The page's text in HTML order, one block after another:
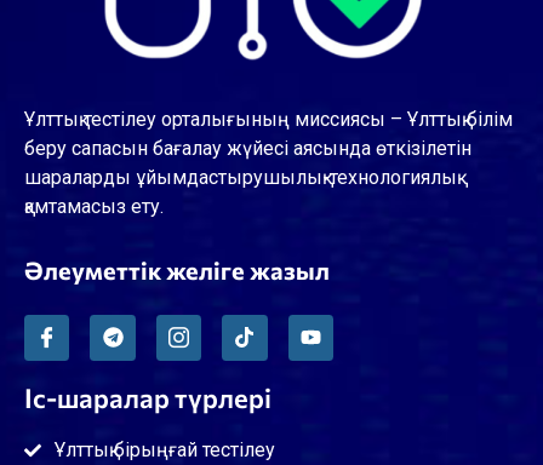
Ұлттық тестілеу орталығының миссиясы – Ұлттық білім
беру сапасын бағалау жүйесі аясында өткізілетін
шараларды ұйымдастырушылық-технологиялық
қамтамасыз ету.
Әлеуметтік желіге жазыл
Іс-шаралар түрлері
Ұлттық бірыңғай тестілеу